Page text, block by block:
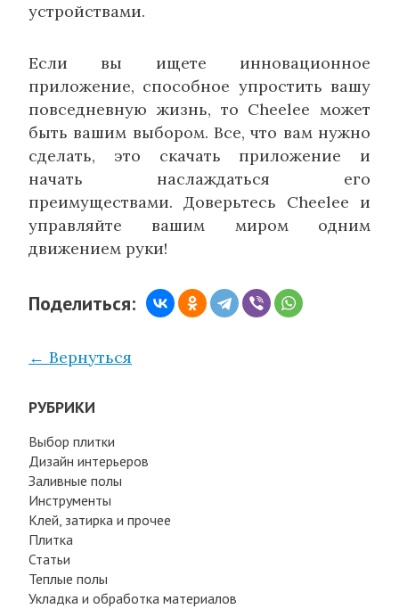
устройствами.
Если вы ищете инновационное
приложение, способное упростить вашу
повседневную жизнь, то Cheelee может
быть вашим выбором. Все, что вам нужно
сделать, это скачать приложение и
начать наслаждаться его
преимуществами. Доверьтесь Cheelee и
управляйте вашим миром одним
движением руки!
Поделиться:
← Вернуться
РУБРИКИ
Выбор плитки
Дизайн интерьеров
Заливные полы
Инструменты
Клей, затирка и прочее
Плитка
Статьи
Теплые полы
Укладка и обработка материалов